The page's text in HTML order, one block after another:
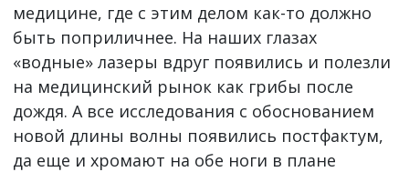
медицине, где с этим делом как-то должно
быть поприличнее. На наших глазах
«водные» лазеры вдруг появились и полезли
на медицинский рынок как грибы после
дождя. А все исследования с обоснованием
новой длины волны появились постфактум,
да еще и хромают на обе ноги в плане